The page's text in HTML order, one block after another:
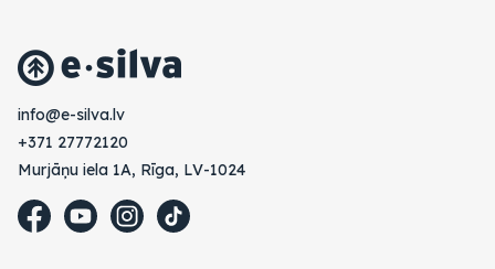
vl.avlis-e@ofni
+371 27772120
Murjāņu iela 1A, Rīga, LV-1024